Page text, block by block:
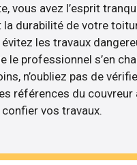
vous avez l’esprit
la durabilité de votre
les travaux
le professionnel s’en
n’oubliez pas de
références du couvreur
confier vos travaux.